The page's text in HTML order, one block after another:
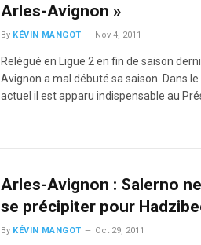
Arles-Avignon »
By KÉVIN MANGOT Nov 4, 2011
Relégué en Ligue 2 en fin de saison
Avignon a mal débuté sa saison. Dans
actuel il est apparu indispensable au
Arles-Avignon : Salerno
se précipiter pour
By KÉVIN MANGOT Oct 29, 2011